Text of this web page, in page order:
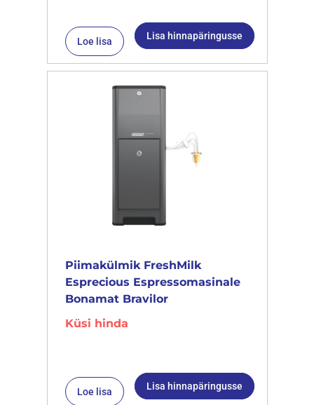
Loe lisa Lisa hinnapäringusse
Piimakülmik FreshMilk
Esprecious Espressomasinale
Bonamat Bravilor
Küsi hinda
Loe lisa Lisa hinnapäringusse